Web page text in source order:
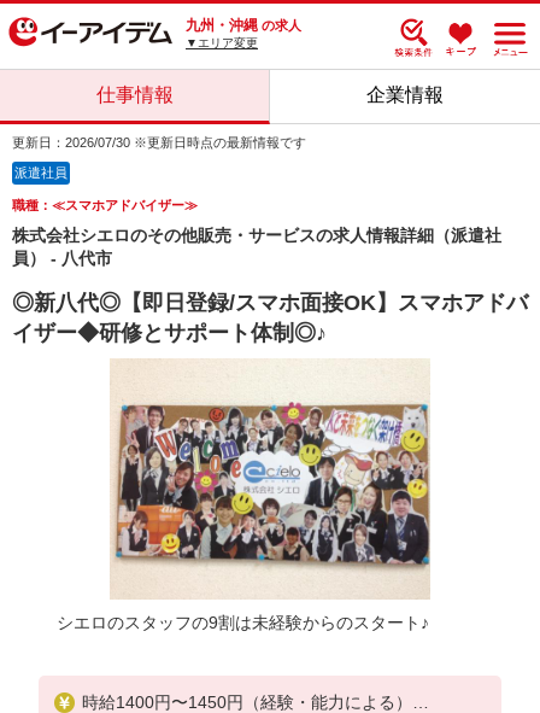
九州・沖縄 の求人
▼エリア変更
仕事情報 企業情報
更新日：2026/07/30 ※更新日時点の最新情報です
派遣社員
職種：≪スマホアドバイザー≫
株式会社シエロのその他販売・サービスの求人情報詳細（派遣社
員） - 八代市
◎新八代◎【即日登録/スマホ面接OK】スマホアドバ
イザー◆研修とサポート体制◎♪
シエロのスタッフの9割は未経験からのスタート♪
時給1400円〜1450円（経験・能力による）